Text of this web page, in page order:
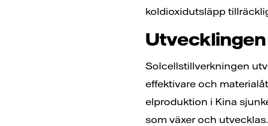
koldioxidutsläpp
Utvecklingen
Solcellstillverkningen
effektivare och
elproduktion i Kina
som växer och